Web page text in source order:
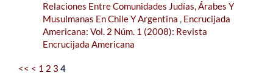
Relaciones Entre Comunidades Judías, Árabes Y
Musulmanas En Chile Y Argentina , Encrucijada
Americana: Vol. 2 Núm. 1 (2008): Revista
Encrucijada Americana
<< < 1 2 3 4